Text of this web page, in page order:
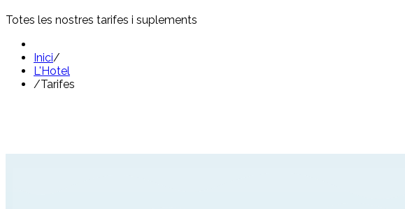
Totes les nostres tarifes i suplements
Inici/
L'Hotel
/Tarifes